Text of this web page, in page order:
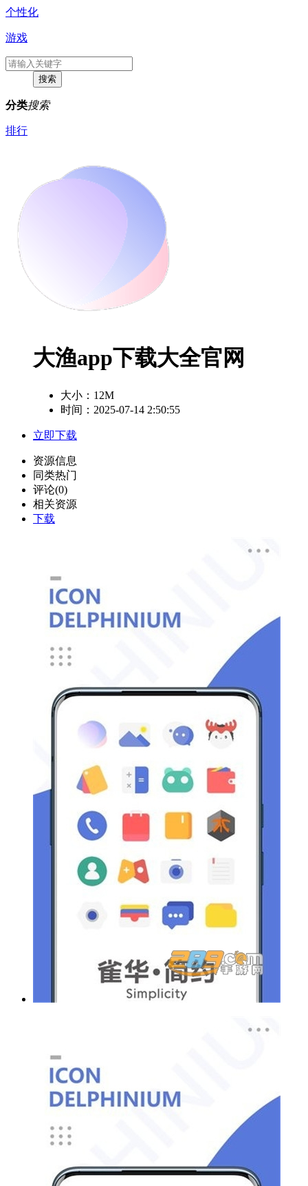
个性化
游戏
分类搜索
排行
大渔app下载大全官网
大小： 12M
时间：2025-07-14 2:50:55
立即下载
资源信息
同类热门
评论(0)
相关资源
下载